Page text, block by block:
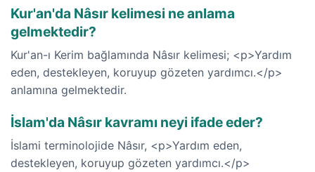
Kur'an'da Nâsır kelimesi ne anlama
gelmektedir?
Kur'an-ı Kerim bağlamında Nâsır kelimesi; <p>Yardım
eden, destekleyen, koruyup gözeten yardımcı.</p>
anlamına gelmektedir.
İslam'da Nâsır kavramı neyi ifade eder?
İslami terminolojide Nâsır, <p>Yardım eden,
destekleyen, koruyup gözeten yardımcı.</p>